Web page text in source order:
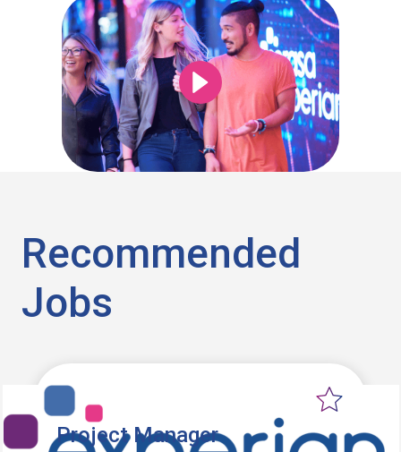
Recommended
Jobs
Project Manager